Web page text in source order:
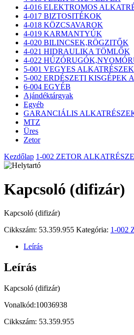
4-016 ELEKTROMOS
4-017 BIZTOSITÉKOK
4-018 KÖZCSAVAROK
4-019 KARMANTYÚK
4-020 BILINCSEK,RÖGZITŐK
4-021 HIDRAULIKA TÖMLŐK
4-022
5-001 VEGYES ALKATRÉSZEK
5-002 ERDÉSZETI KISGÉPEK
6-004 EGYÉB
Ajándéktárgyak
Egyéb
GARANCIÁLIS
MTZ
Üres
Zetor
Kezdőlap 1-002 ZETOR
Kapcsoló (difizár)
Kapcsoló (difizár)
Cikkszám: 53.359.955 Kategória: 1-002
Leírás
Leírás
Kapcsoló (difizár)
Vonalkód:10036938
Cikkszám: 53.359.955